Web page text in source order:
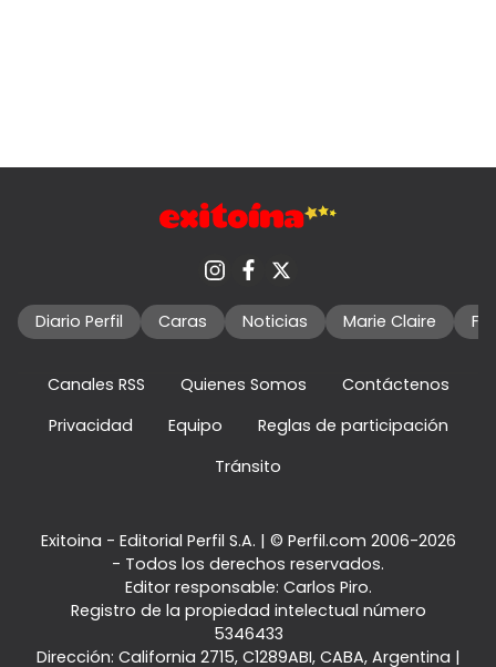
Diario Perfil Caras Noticias Marie Claire
Canales RSS Quienes Somos
Contáctenos
Privacidad
Equipo
Reglas de participación
Tránsito
Exitoina - Editorial Perfil S.A. | © Perfil.com 2006-2026
- Todos los derechos reservados.
Editor responsable: Carlos Piro.
Registro de la propiedad intelectual número
5346433
Dirección: California 2715, C1289ABI, CABA, Argentina |